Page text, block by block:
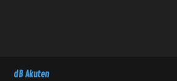
dB Akuten